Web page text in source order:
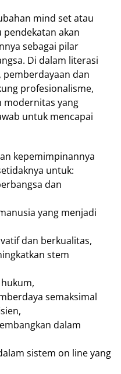
mind set atau
akan
sebagai pilar
Di dalam literasi
pemberdayaan dan
profesionalisme,
modernitas yang
untuk mencapai
kepemimpinannya
untuk:
dan
yang menjadi
dan berkualitas,
stem
semaksimal
dalam
sistem on line yang